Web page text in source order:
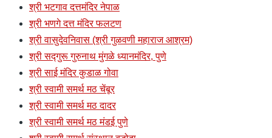
श्री भटगाव दत्तमंदिर नेपाळ
श्री भणगे दत्त मंदिर फलटण
श्री वासुदेवनिवास (श्री गुळवणी महाराज आश्रम)
श्री सद्गुरू गुरुनाथ मुंगळे ध्यानमंदिर, पुणे
श्री साई मंदिर कुडाळ गोवा
श्री स्वामी समर्थ मठ चेंबूर
श्री स्वामी समर्थ मठ दादर
श्री स्वामी समर्थ मठ मंडई पुणे